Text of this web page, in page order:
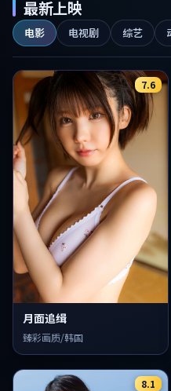
最新上映
电影 电视剧 综艺
7.6
月面追缉
臻彩画质/韩国
8.1